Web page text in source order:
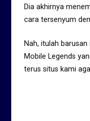
Dia akhirnya
cara tersenyum
Nah, itulah
Mobile Legends
terus situs kami